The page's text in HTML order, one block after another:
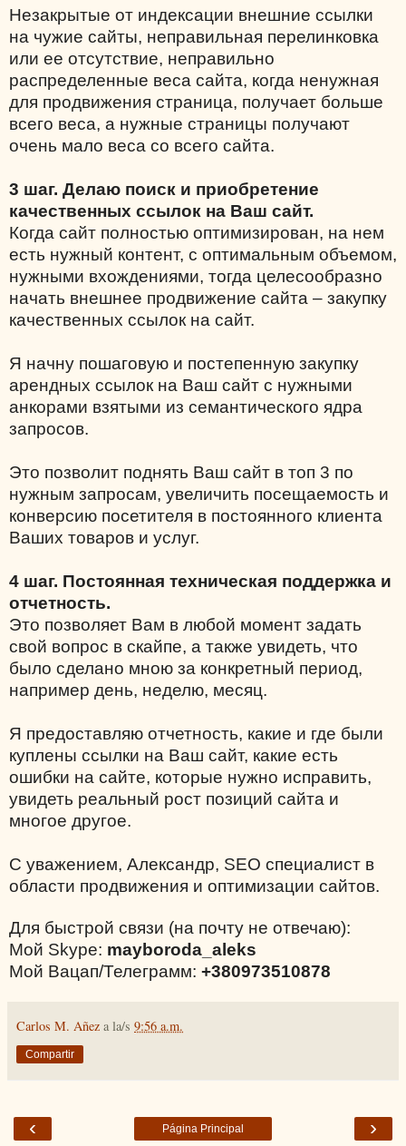
Незакрытые от индексации внешние ссылки
на чужие сайты, неправильная перелинковка
или ее отсутствие, неправильно
распределенные веса сайта, когда ненужная
для продвижения страница, получает больше
всего веса, а нужные страницы получают
очень мало веса со всего сайта.
3 шаг. Делаю поиск и приобретение
качественных ссылок на Ваш сайт.
Когда сайт полностью оптимизирован, на нем
есть нужный контент, с оптимальным объемом,
нужными вхождениями, тогда целесообразно
начать внешнее продвижение сайта – закупку
качественных ссылок на сайт.
Я начну пошаговую и постепенную закупку
арендных ссылок на Ваш сайт с нужными
анкорами взятыми из семантического ядра
запросов.
Это позволит поднять Ваш сайт в топ 3 по
нужным запросам, увеличить посещаемость и
конверсию посетителя в постоянного клиента
Ваших товаров и услуг.
4 шаг. Постоянная техническая поддержка и
отчетность.
Это позволяет Вам в любой момент задать
свой вопрос в скайпе, а также увидеть, что
было сделано мною за конкретный период,
например день, неделю, месяц.
Я предоставляю отчетность, какие и где были
куплены ссылки на Ваш сайт, какие есть
ошибки на сайте, которые нужно исправить,
увидеть реальный рост позиций сайта и
многое другое.
С уважением, Александр, SEO специалист в
области продвижения и оптимизации сайтов.
Для быстрой связи (на почту не отвечаю):
Мой Skype: mayboroda_aleks
Мой Вацап/Телеграмм: +380973510878
Carlos M. Añez a la/s 9:56 a.m.
Compartir
‹ ›
Página Principal